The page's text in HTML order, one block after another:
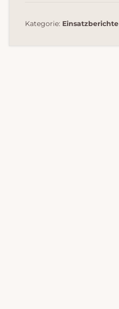
Kategorie: Einsatzberichte